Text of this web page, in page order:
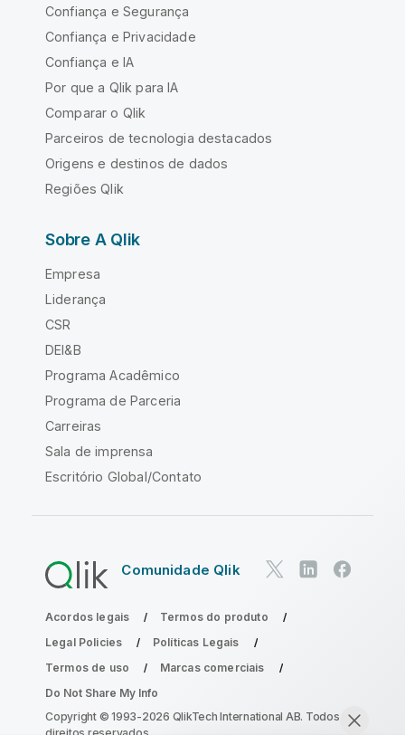
Confiança e Segurança
Confiança e Privacidade
Confiança e IA
Por que a Qlik para IA
Comparar o Qlik
Parceiros de tecnologia destacados
Origens e destinos de dados
Regiões Qlik
Sobre A Qlik
Empresa
Liderança
CSR
DEI&B
Programa Acadêmico
Programa de Parceria
Carreiras
Sala de imprensa
Escritório Global/Contato
Comunidade Qlik
Acordos legais
Termos do produto
Legal Policies
Políticas Legais
Termos de uso
Marcas comerciais
Do Not Share My Info
Copyright © 1993-2026 QlikTech International AB. Todos os